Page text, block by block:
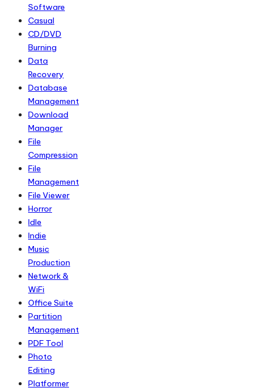
Software
Casual
CD/DVD
Burning
Data
Recovery
Database
Management
Download
Manager
File
Compression
File
Management
File Viewer
Horror
Idle
Indie
Music
Production
Network &
WiFi
Office Suite
Partition
Management
PDF Tool
Photo
Editing
Platformer